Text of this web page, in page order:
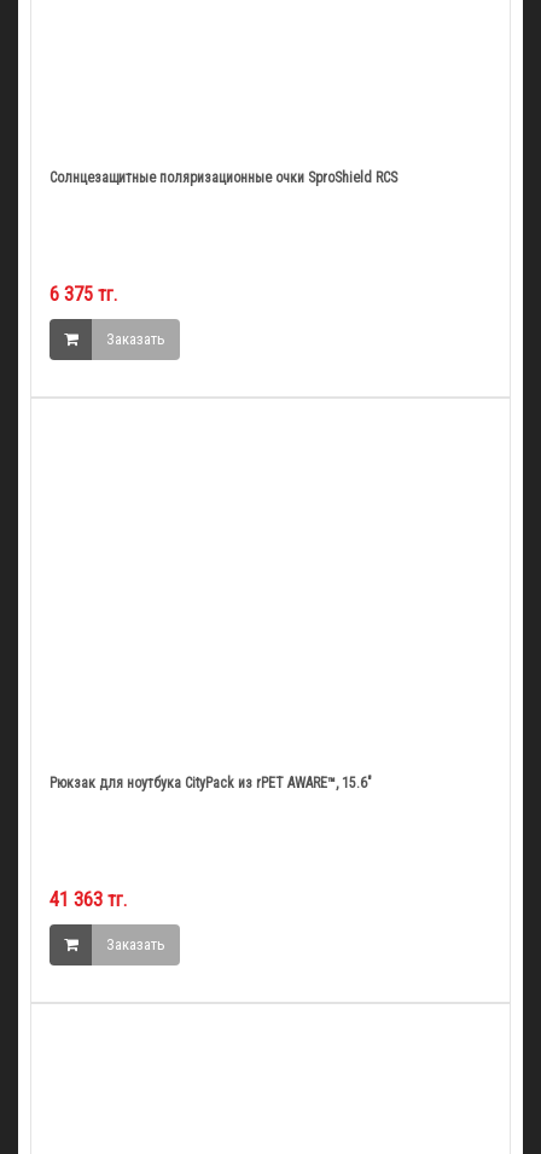
Солнцезащитные поляризационные очки SproShield RCS
6 375 тг.
Заказать
Рюкзак для ноутбука CityPack из rPET AWARE™, 15.6"
41 363 тг.
Заказать